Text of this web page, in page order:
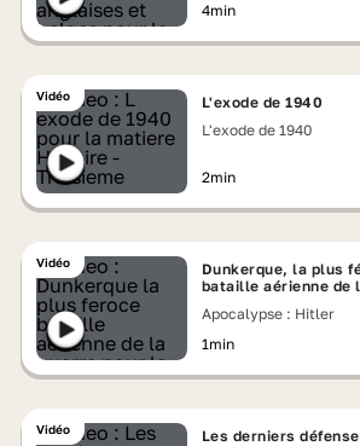
4min
Vidéo
L'exode de 1940
L'exode de 1940
2min
Vidéo
Dunkerque, la plus
bataille aérienne de
Apocalypse : Hitler
1min
Vidéo
Les derniers